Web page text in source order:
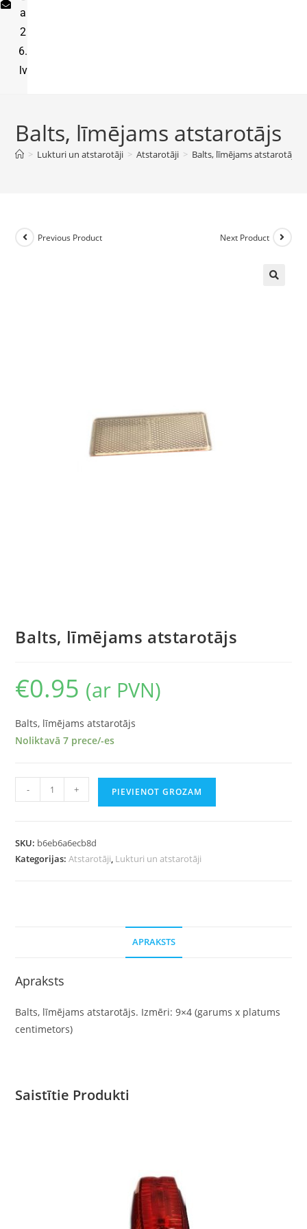
a
2
6.
lv
Balts, līmējams atstarotājs
> Lukturi un atstarotāji > Atstarotāji > Balts, līmējams atstarotājs
Previous Product Next Product
Balts, līmējams atstarotājs
€0.95 (ar PVN)
Balts, līmējams atstarotājs
Noliktavā 7 prece/-es
- + PIEVIENOT GROZAM
SKU: b6eb6a6ecb8d
Kategorijas:Atstarotāji, Lukturi un atstarotāji
APRAKSTS
Apraksts
Balts, līmējams atstarotājs. Izmēri: 9×4 (garums x platums
centimetors)
Saistītie Produkti